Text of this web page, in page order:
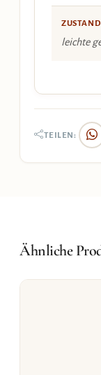
leichte
TEILEN:
Ähnliche